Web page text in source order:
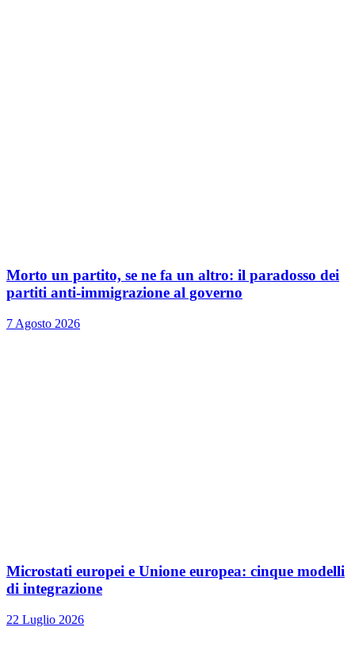
Morto un partito, se ne fa un altro: il paradosso dei
partiti anti-immigrazione al governo
7 Agosto 2026
Microstati europei e Unione europea: cinque modelli
di integrazione
22 Luglio 2026